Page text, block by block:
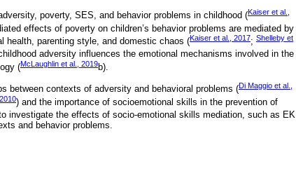
poverty, SES, and behavior problems in childhood (Kaiser et al.,
effects of poverty on children’s behavior problems are mediated by
health, parenting style, and domestic chaos (Kaiser et al., 2017; Shelleby et
adversity influences the emotional mechanisms involved in the
(McLaughlin et al., 2019b).
between contexts of adversity and behavioral problems (Di Maggio et al.,
) and the importance of socioemotional skills in the prevention of
investigate the effects of socio-emotional skills mediation, such as EK
and behavior problems.